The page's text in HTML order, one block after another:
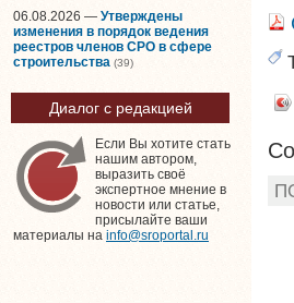
06.08.2026 — Утверждены
изменения в порядок ведения
реестров членов СРО в сфере
строительства (39)
Диалог с редакцией
Если Вы хотите стать
нашим автором,
выразить своё
экспертное мнение в
новости или статье,
присылайте ваши
материалы на info@sroportal.ru